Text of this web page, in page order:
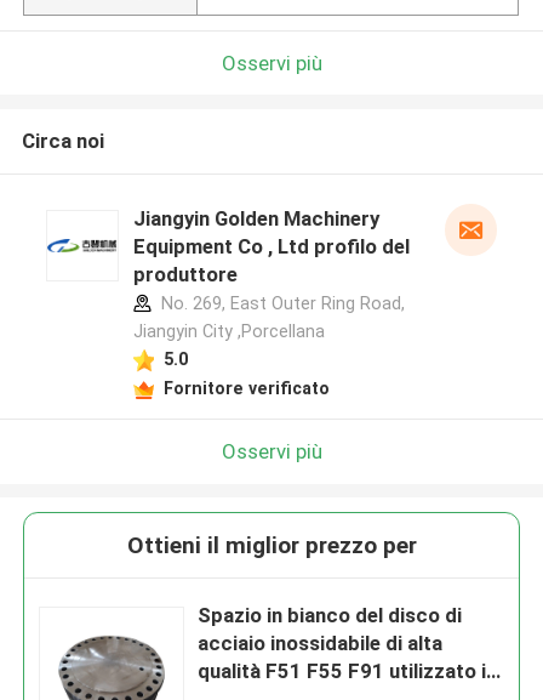
Osservi più
Circa noi
Jiangyin Golden Machinery
Equipment Co , Ltd profilo del
produttore
No. 269, East Outer Ring Road,
Jiangyin City ,Porcellana
5.0
Fornitore verificato
Osservi più
Ottieni il miglior prezzo per
Spazio in bianco del disco di
acciaio inossidabile di alta
qualità F51 F55 F91 utilizzato in